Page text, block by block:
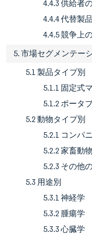
4.4.3 供給者
4.4.4 代替製
4.4.5 競争上
5. 市場セグメンテー
5.1 製品タイプ別
5.1.1 固定式
5.1.2 ポータ
5.2 動物タイプ別
5.2.1 コンパ
5.2.2 家畜動物
5.2.3 その他
5.3 用途別
5.3.1 神経学
5.3.2 腫瘍学
5.3.3 心臓学